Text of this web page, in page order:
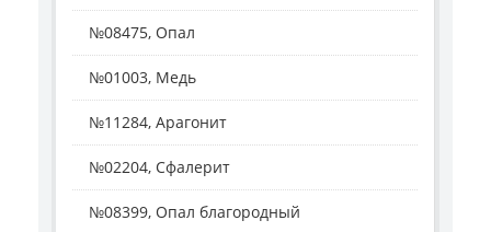
№08475, Опал
№01003, Медь
№11284, Арагонит
№02204, Сфалерит
№08399, Опал благородный